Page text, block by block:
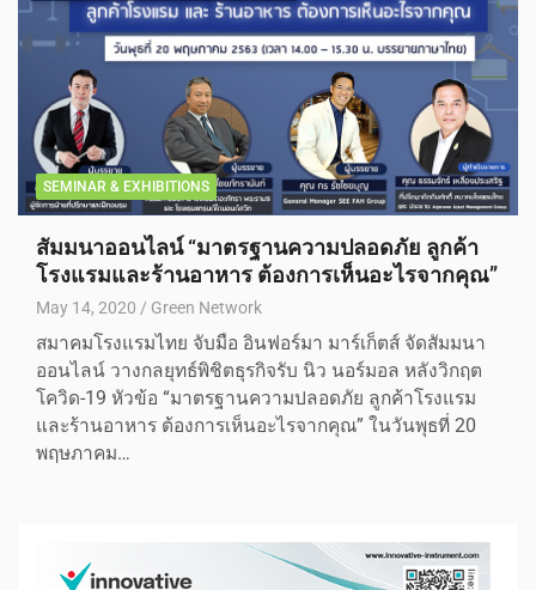
SEMINAR & EXHIBITIONS
สัมมนาออนไลน์ “มาตรฐานความปลอดภัย ลูกค้า
โรงแรมและร้านอาหาร ต้องการเห็นอะไรจากคุณ”
May 14, 2020 Green Network
สมาคมโรงแรมไทย จับมือ อินฟอร์มา มาร์เก็ตส์ จัดสัมมนา
ออนไลน์ วางกลยุทธ์พิชิตธุรกิจรับ นิว นอร์มอล หลังวิกฤต
โควิด-19 หัวข้อ “มาตรฐานความปลอดภัย ลูกค้าโรงแรม
และร้านอาหาร ต้องการเห็นอะไรจากคุณ” ในวันพุธที่ 20
พฤษภาคม…